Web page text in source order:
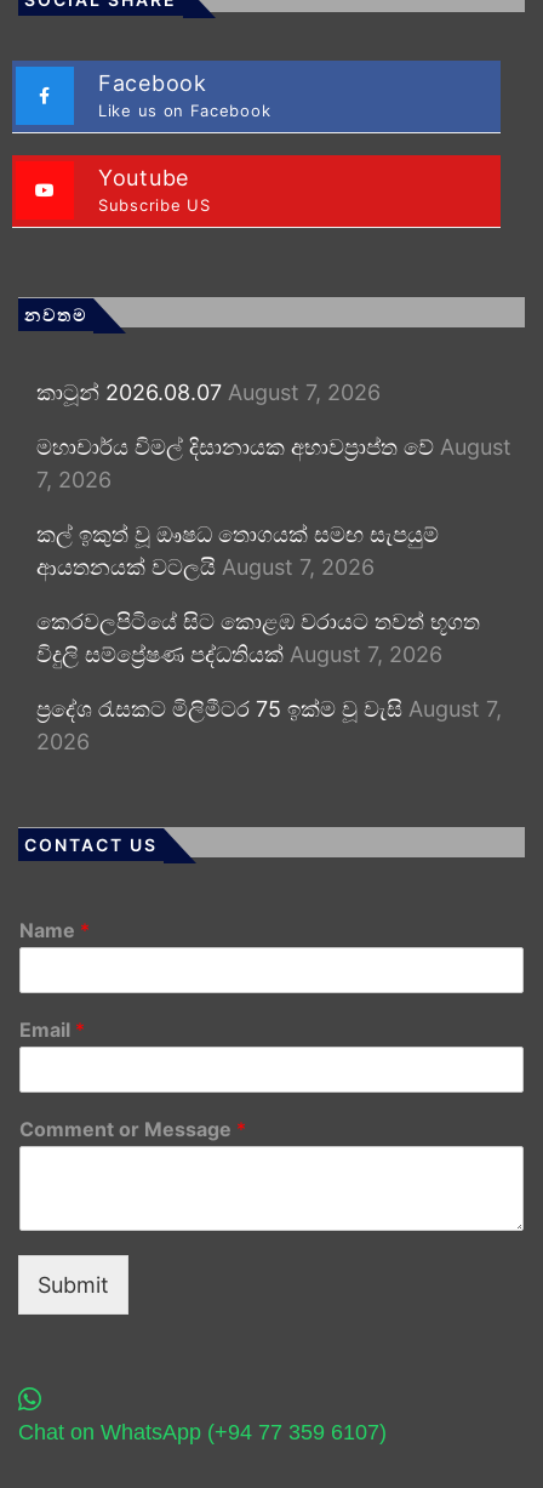
Facebook
Like us on Facebook
Youtube
Subscribe US
නවතම
කාටූන් 2026.08.07 August 7, 2026
මහාචාර්ය විමල් දිසානායක අභාවප්‍රාප්ත වේ August
7, 2026
කල් ඉකුත් වූ ඖෂධ තොගයක් සමඟ සැපයුම්
ආයතනයක් වටලයි August 7, 2026
කෙරවලපිටියේ සිට කොළඹ වරායට තවත් භූගත
විදුලි සම්ප්‍රේෂණ පද්ධතියක් August 7, 2026
ප්‍රදේශ රැසකට මිලිමීටර 75 ඉක්ම වූ වැසි August 7,
2026
CONTACT US
Name *
Email *
Comment or Message *
Submit
Chat on WhatsApp (+94 77 359 6107)